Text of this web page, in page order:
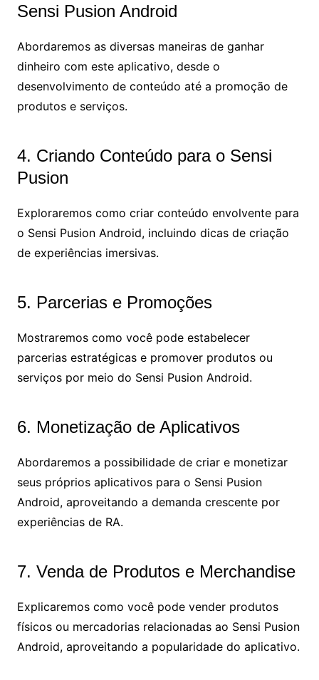
Sensi Pusion Android
Abordaremos as diversas maneiras de ganhar
dinheiro com este aplicativo, desde o
desenvolvimento de conteúdo até a promoção de
produtos e serviços.
4. Criando Conteúdo para o Sensi
Pusion
Exploraremos como criar conteúdo envolvente para
o Sensi Pusion Android, incluindo dicas de criação
de experiências imersivas.
5. Parcerias e Promoções
Mostraremos como você pode estabelecer
parcerias estratégicas e promover produtos ou
serviços por meio do Sensi Pusion Android.
6. Monetização de Aplicativos
Abordaremos a possibilidade de criar e monetizar
seus próprios aplicativos para o Sensi Pusion
Android, aproveitando a demanda crescente por
experiências de RA.
7. Venda de Produtos e Merchandise
Explicaremos como você pode vender produtos
físicos ou mercadorias relacionadas ao Sensi Pusion
Android, aproveitando a popularidade do aplicativo.